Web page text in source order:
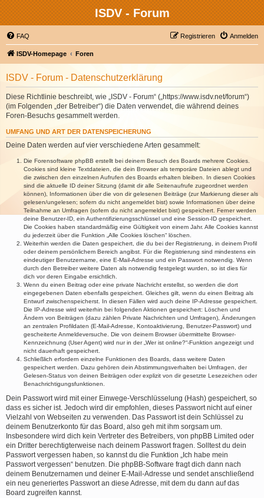
ISDV - Forum
FAQ Anmelden
Registrieren
ISDV-Homepage Foren
ISDV - Forum - Datenschutzerklärung
Diese Richtlinie beschreibt, wie „ISDV - Forum“ („https://www.isdv.net/forum“)
(im Folgenden „der Betreiber“) die Daten verwendet, die während deines
Foren-Besuchs gesammelt werden.
UMFANG UND ART DER DATENSPEICHERUNG
Deine Daten werden auf vier verschiedene Arten gesammelt:
Die Forensoftware phpBB erstellt bei deinem Besuch des Boards mehrere Cookies.
Cookies sind kleine Textdateien, die dein Browser als temporäre Dateien ablegt und
die zwischen den einzelnen Aufrufen des Boards erhalten bleiben. In diesen Cookies
sind die aktuelle ID deiner Sitzung (damit dir alle Seitenaufrufe zugeordnet werden
können), Informationen über die von dir gelesenen Beiträge (zur Markierung dieser als
gelesen/ungelesen; sofern du nicht angemeldet bist) sowie Informationen über deine
Teilnahme an Umfragen (sofern du nicht angemeldet bist) gespeichert. Ferner werden
deine Benutzer-ID, ein Authentifizierungsschlüssel und eine Session-ID gespeichert.
Die Cookies haben standardmäßig eine Gültigkeit von einem Jahr. Alle Cookies kannst
du jederzeit über die Funktion „Alle Cookies löschen“ löschen.
Weiterhin werden die Daten gespeichert, die du bei der Registrierung, in deinem Profil
oder deinem persönlichem Bereich angibst. Für die Registrierung sind mindestens ein
eindeutiger Benutzername, eine E-Mail-Adresse und ein Passwort notwendig. Wenn
durch den Betreiber weitere Daten als notwendig festgelegt wurden, so ist dies für
dich vor deren Eingabe ersichtlich.
Wenn du einen Beitrag oder eine private Nachricht erstellst, so werden die dort
eingegebenen Daten ebenfalls gespeichert. Gleiches gilt, wenn du einen Beitrag als
Entwurf zwischenspeicherst. In diesen Fällen wird auch deine IP-Adresse gespeichert.
Die IP-Adresse wird weiterhin bei folgenden Aktionen gespeichert: Löschen und
Ändern von Beiträgen (dazu zählen Private Nachrichten und Umfragen), Änderungen
an zentralen Profildaten (E-Mail-Adresse, Kontoaktivierung, Benutzer-Passwort) und
gescheiterte Anmeldeversuche. Die von deinem Browser übermittelte Browser-
Kennzeichnung (User Agent) wird nur in der „Wer ist online?“-Funktion angezeigt und
nicht dauerhaft gespeichert.
Schließlich erfordern einzelne Funktionen des Boards, dass weitere Daten
gespeichert werden. Dazu gehören dein Abstimmungsverhalten bei Umfragen, der
Gelesen-Status von deinen Beiträgen oder explizit von dir gesetzte Lesezeichen oder
Benachrichtigungsfunktionen.
Dein Passwort wird mit einer Einwege-Verschlüsselung (Hash) gespeichert, so
dass es sicher ist. Jedoch wird dir empfohlen, dieses Passwort nicht auf einer
Vielzahl von Webseiten zu verwenden. Das Passwort ist dein Schlüssel zu
deinem Benutzerkonto für das Board, also geh mit ihm sorgsam um.
Insbesondere wird dich kein Vertreter des Betreibers, von phpBB Limited oder
ein Dritter berechtigterweise nach deinem Passwort fragen. Solltest du dein
Passwort vergessen haben, so kannst du die Funktion „Ich habe mein
Passwort vergessen“ benutzen. Die phpBB-Software fragt dich dann nach
deinem Benutzernamen und deiner E-Mail-Adresse und sendet anschließend
ein neu generiertes Passwort an diese Adresse, mit dem du dann auf das
Board zugreifen kannst.